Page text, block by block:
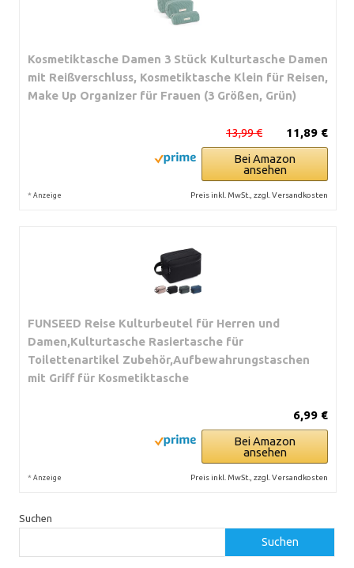
Kosmetiktasche Damen 3 Stück Kulturtasche Damen
mit Reißverschluss, Kosmetiktasche Klein für Reisen,
Make Up Organizer für Frauen (3 Größen, Grün)
11,89 €
13,99 €
Bei Amazon
ansehen
* Anzeige Preis inkl. MwSt., zzgl. Versandkosten
FUNSEED Reise Kulturbeutel für Herren und
Damen,Kulturtasche Rasiertasche für
Toilettenartikel Zubehör,Aufbewahrungstaschen
mit Griff für Kosmetiktasche
6,99 €
Bei Amazon
ansehen
* Anzeige Preis inkl. MwSt., zzgl. Versandkosten
Suchen
Suchen